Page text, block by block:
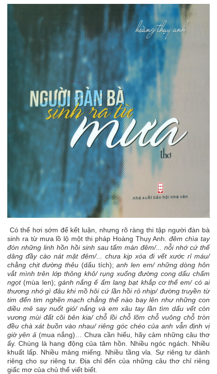
Có thể hơi sớm để kết luận, nhưng rõ ràng thi tập người đàn bà
sinh ra từ mưa lồ lộ một thi pháp Hoàng Thụy Anh.đêm chìa tay
đón những linh hồn hồi sinh sau tấm màn đêm/... nỗi nhớ cứ thế
dâng đầy cào nát mặt đêm/... chưa kịp xóa đi vết xước rỉ máu/
chằng chịt đường thêu (dấu tích); anh len em/ những dòng hôn
vắt mình trên lớp thông khô/ rụng xuống đường cong dấu chấm
ngọt (mùa len); gánh nắng ế ẩm lang bạt khắp cơ thể em/ có ai
thương nhớ gì đâu khi mồ hôi cứ lần hồi rỏ nhịp/ đường truyền từ
tim đến tim nghẽn mạch chẳng thể nào bay lên như những con
diều mê say nuốt gió/ nắng và em xâu tay lần tìm dấu vết còn
vương mùi đất cõi bên kia/ chỗ lồi chỗ lõm chỗ vuông chỗ tròn
đều chà xát buồn vào nhau/ riêng góc chéo của anh vẫn định vị
giờ yên ả (mua nắng)… Chưa cần hiểu, hãy cảm những câu thơ
ấy. Chúng là hang động của tâm hồn. Nhiều ngóc ngách. Nhiều
khuất lấp. Nhiều mảng miếng. Nhiều tầng vỉa. Sự riêng tư dành
riêng cho sự riêng tư. Địa chỉ đến của những câu thơ chỉ riêng
giấc mơ của chủ thể viết biết.